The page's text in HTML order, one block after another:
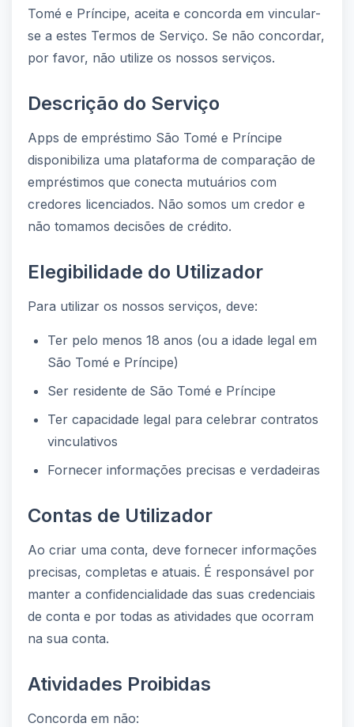
Tomé e Príncipe, aceita e concorda em vincular-
se a estes Termos de Serviço. Se não concordar,
por favor, não utilize os nossos serviços.
Descrição do Serviço
Apps de empréstimo São Tomé e Príncipe
disponibiliza uma plataforma de comparação de
empréstimos que conecta mutuários com
credores licenciados. Não somos um credor e
não tomamos decisões de crédito.
Elegibilidade do Utilizador
Para utilizar os nossos serviços, deve:
Ter pelo menos 18 anos (ou a idade legal em
São Tomé e Príncipe)
Ser residente de São Tomé e Príncipe
Ter capacidade legal para celebrar contratos
vinculativos
Fornecer informações precisas e verdadeiras
Contas de Utilizador
Ao criar uma conta, deve fornecer informações
precisas, completas e atuais. É responsável por
manter a confidencialidade das suas credenciais
de conta e por todas as atividades que ocorram
na sua conta.
Atividades Proibidas
Concorda em não: